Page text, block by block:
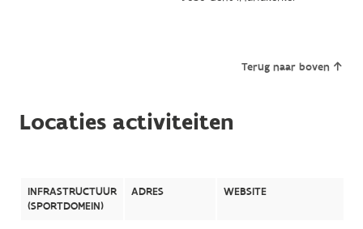
Terug naar boven
Locaties activiteiten
INFRASTRUCTUUR
(SPORTDOMEIN)
ADRES WEBSITE